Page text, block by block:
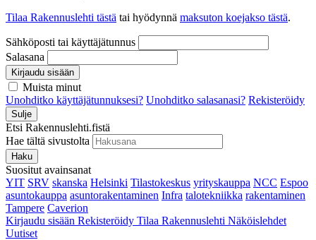
Tilaa Rakennuslehti tästä tai hyödynnä maksuton koejakso tästä.
Sähköposti tai käyttäjätunnus
Salasana
Kirjaudu sisään
Muista minut
Unohditko käyttäjätunnuksesi? Unohditko salasanasi? Rekisteröidy
Sulje
Etsi Rakennuslehti.fistä
Hae tältä sivustolta
Haku
Suositut avainsanat
YIT SRV skanska Helsinki Tilastokeskus yrityskauppa NCC Espoo
asuntokauppa asuntorakentaminen Infra talotekniikka rakentaminen
Tampere Caverion
Kirjaudu sisään Rekisteröidy Tilaa Rakennuslehti Näköislehdet
Uutiset